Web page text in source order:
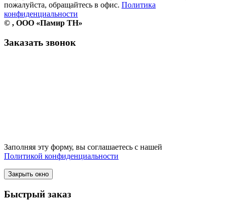
пожалуйста, обращайтесь в офис. Политика
конфиденциальности
© , ООО «Памир ТН»
Заказать звонок
Заполняя эту форму, вы соглашаетесь с нашей
Политикой конфиденциальности
Закрыть окно
Быстрый заказ